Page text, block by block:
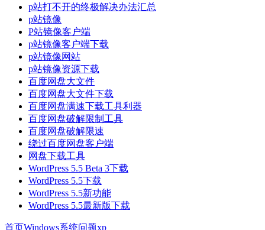
p站打不开的终极解决办法汇总
p站镜像
P站镜像客户端
p站镜像客户端下载
p站镜像网站
p站镜像资源下载
百度网盘大文件
百度网盘大文件下载
百度网盘满速下载工具利器
百度网盘破解限制工具
百度网盘破解限速
绕过百度网盘客户端
网盘下载工具
WordPress 5.5 Beta 3下载
WordPress 5.5下载
WordPress 5.5新功能
WordPress 5.5最新版下载
首页Windows系统问题xp